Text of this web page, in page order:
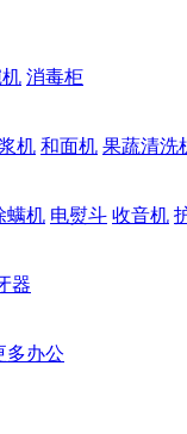
消毒柜
机 和面机 果蔬清洗
螨机 电熨斗 收音机
器
多办公